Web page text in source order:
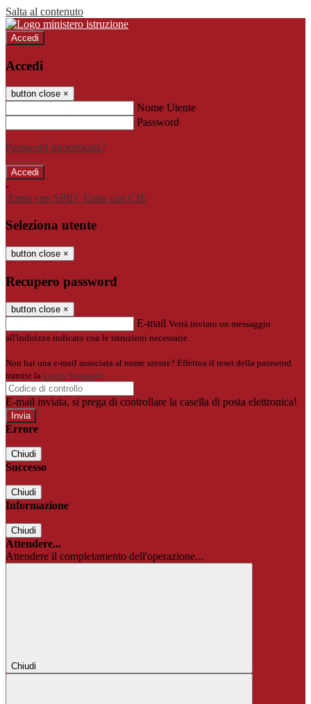
Salta al contenuto
Accedi
Accedi
button close ×
Nome Utente
Password
Password dimenticata?
-
Entra con SPID Entra con CIE
Seleziona utente
button close ×
Recupero password
button close ×
E-mail Verrà inviato un messaggio
all'indirizzo indicato con le istruzioni necessarie.
Non hai una e-mail associata al nome utente? Effettua il reset della password
tramite la Login Spaggiari
E-mail inviata, si prega di controllare la casella di posta elettronica!
Errore
Chiudi
Successo
Chiudi
Informazione
Chiudi
Attendere...
Attendere il completamento dell'operazione...
Chiudi